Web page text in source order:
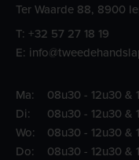
Ter Waarde 88, 8900
T: +32 57 27 18 19
E:
Ma:
08u30 - 12u30 &
Di:
08u30 - 12u30 &
Wo:
08u30 - 12u30 &
Do:
08u30 - 12u30 &